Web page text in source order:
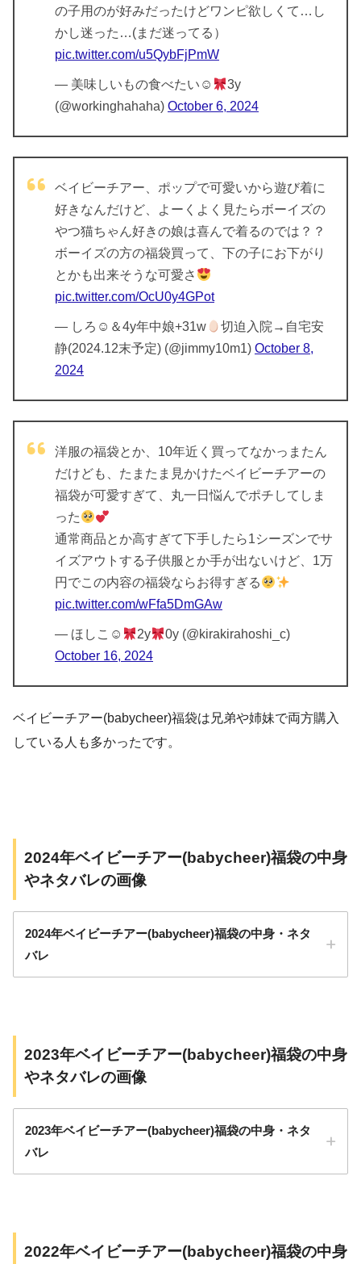
の子用のが好みだったけどワンピ欲しくて…し
かし迷った…(まだ迷ってる）
pic.twitter.com/u5QybFjPmW
— 美味しいもの食べたい☺︎
3y
(@workinghahaha) October 6, 2024
ベイビーチアー、ポップで可愛いから遊び着に
好きなんだけど、よーくよく見たらボーイズの
やつ猫ちゃん好きの娘は喜んで着るのでは？？
ボーイズの方の福袋買って、下の子にお下がり
とかも出来そうな可愛さ
pic.twitter.com/OcU0y4GPot
— しろ☺︎＆4y年中娘+31w
切迫入院→自宅安
静(2024.12末予定) (@jimmy10m1) October 8,
2024
洋服の福袋とか、10年近く買ってなかっまたん
だけども、たまたま見かけたベイビーチアーの
福袋が可愛すぎて、丸一日悩んでポチしてしま
った
通常商品とか高すぎて下手したら1シーズンでサ
イズアウトする子供服とか手が出ないけど、1万
円でこの内容の福袋ならお得すぎる
pic.twitter.com/wFfa5DmGAw
— ほしこ☺︎ 2y
0y (@kirakirahoshi_c)
October 16, 2024
ベイビーチアー(babycheer)福袋は兄弟や姉妹で両方購入
している人も多かったです。
2024年ベイビーチアー(babycheer)福袋の中身
やネタバレの画像
2024年ベイビーチアー(babycheer)福袋の中身・ネタ
バレ
September
2023年ベイビーチアー(babycheer)福袋の中身
やネタバレの画像
2023年ベイビーチアー(babycheer)福袋の中身・ネタ
バレ
2022年ベイビーチアー(babycheer)福袋の中身